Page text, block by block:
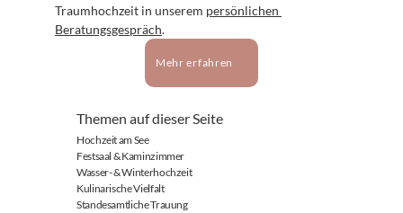
Traumhochzeit in unserem persönlichen
Beratungsgespräch.
Mehr erfahren
Themen auf dieser Seite
Hochzeit am See
Festsaal & Kaminzimmer
Wasser- & Winterhochzeit
Kulinarische Vielfalt
Standesamtliche Trauung